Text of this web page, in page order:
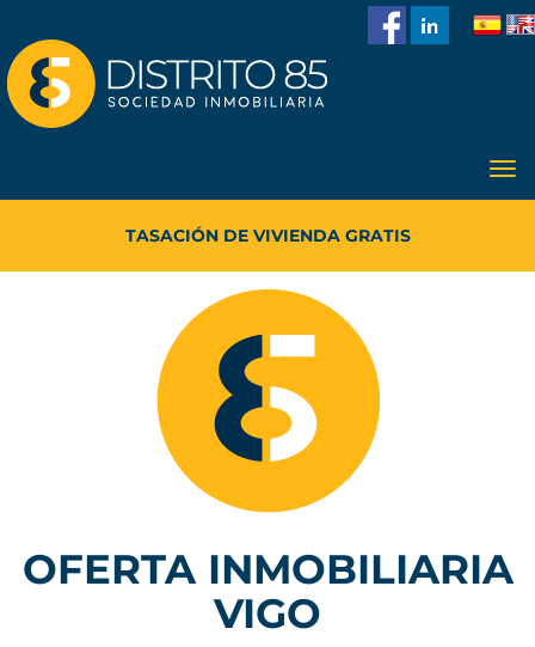
986
228
TASACIÓN DE VIVIENDA GRATIS
OFERTA INMOBILIARIA
VIGO